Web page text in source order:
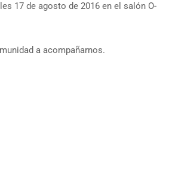
17 de agosto de 2016 en el salón O-
a acompañarnos.